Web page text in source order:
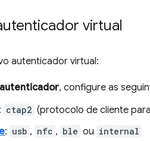
virtual
autenticador virtual:
, configure as
ctap2 (protocolo de cliente
: usb , nfc , ble ou internal